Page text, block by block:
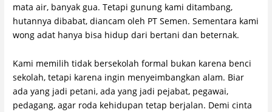
mata air, banyak gua. Tetapi gunung kami ditambang,
hutannya dibabat, diancam oleh PT Semen. Sementara kami
wong adat hanya bisa hidup dari bertani dan beternak.
Kami memilih tidak bersekolah formal bukan karena benci
sekolah, tetapi karena ingin menyeimbangkan alam. Biar
ada yang jadi petani, ada yang jadi pejabat, pegawai,
pedagang, agar roda kehidupan tetap berjalan. Demi cinta